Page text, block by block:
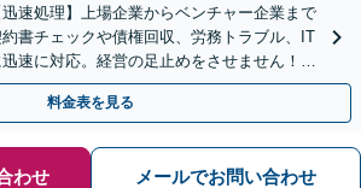
迅速処理】上場企業からベンチャー企業まで
書チェックや債権回収、労務トラブル、IT
速に対応。経営の足止めをさせません！機
く伴走！スポット相談も歓迎。
料金表を見る
わせ メールでお問い合わせ